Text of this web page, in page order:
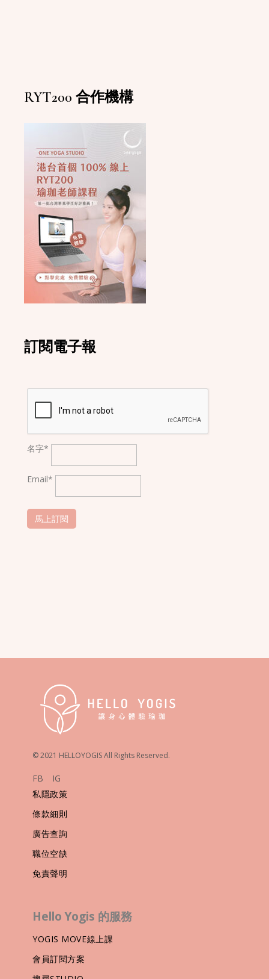
RYT200 合作機構
訂閱電子報
名字*
Email*
© 2021 HELLOYOGIS All Rights Reserved.
FB
IG
私隱政策
條款細則
廣告查詢
職位空缺
免責聲明
Hello Yogis 的服務
YOGIS MOVE線上課
會員訂閱方案